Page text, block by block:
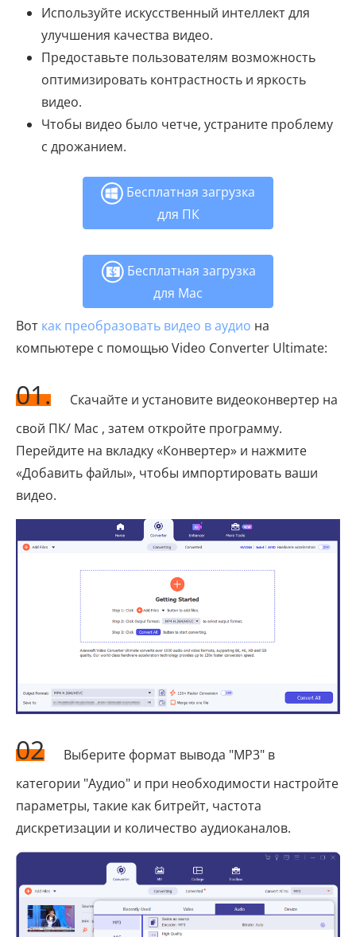
Используйте искусственный интеллект для
улучшения качества видео.
Предоставьте пользователям возможность
оптимизировать контрастность и яркость
видео.
Чтобы видео было четче, устраните проблему
с дрожанием.
Бесплатная загрузка
для ПК
Бесплатная загрузка
для Mac
Вот как преобразовать видео в аудио на
компьютере с помощью Video Converter Ultimate:
01.
Скачайте и установите видеоконвертер на
свой ПК/ Mac , затем откройте программу.
Перейдите на вкладку «Конвертер» и нажмите
«Добавить файлы», чтобы импортировать ваши
видео.
02
Выберите формат вывода "MP3" в
категории "Аудио" и при необходимости настройте
параметры, такие как битрейт, частота
дискретизации и количество аудиоканалов.